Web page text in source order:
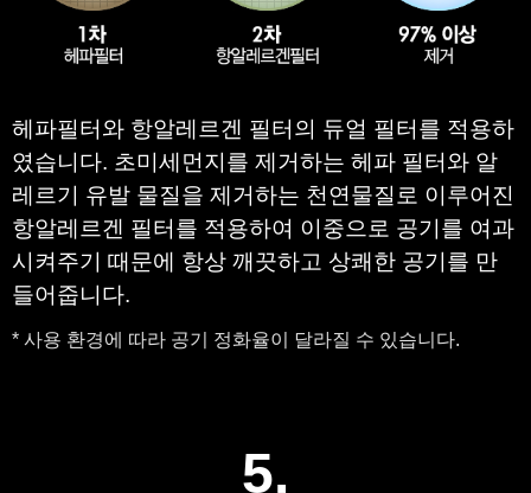
헤파필터와 항알레르겐 필터의 듀얼 필터를 적용하
였습니다. 초미세먼지를 제거하는 헤파 필터와 알
레르기 유발 물질을 제거하는 천연물질로 이루어진
항알레르겐 필터를 적용하여 이중으로 공기를 여과
시켜주기 때문에 항상 깨끗하고 상쾌한 공기를 만
들어줍니다.
* 사용 환경에 따라 공기 정화율이 달라질 수 있습니다.
5.